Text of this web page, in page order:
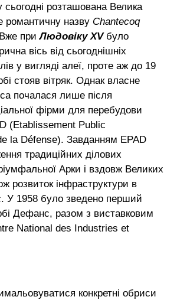
сьогодні розташована Велика
романтичну назву Chantecoq
приЛюдовіку XV було
вісь від сьогоднішніх
у вигляді алеї, проте аж до 19
стояв вітряк. Однак власне
почалася лише після
фірми для перебудови
(Etablissement Public
la Défense). Завданням EPAD
традиційних ділових
Арки і вздовж Великих
розвиток інфраструктури в
У 1958 було зведено перший
Дефанс, разом з виставковим
National des Industries et
конкретні обриси